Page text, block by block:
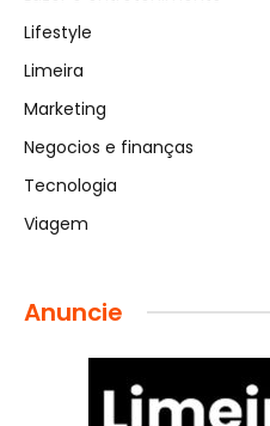
Lifestyle
Limeira
Marketing
Negocios e finanças
Tecnologia
Viagem
Anuncie